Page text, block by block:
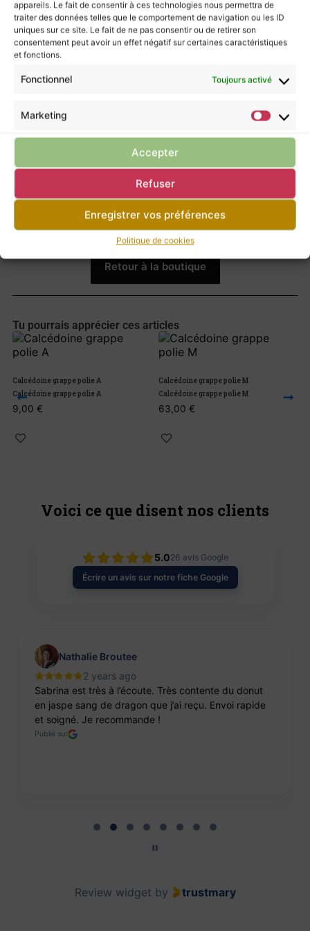
appareils. Le fait de consentir à ces technologies nous permettra de
traiter des données telles que le comportement de navigation ou les ID
uniques sur ce site. Le fait de ne pas consentir ou de retirer son
consentement peut avoir un effet négatif sur certaines caractéristiques
et fonctions.
Fonctionnel Toujours activé
Marketing
Accepter
Refuser
Enregistrer vos préférences
Politique de cookies
La Kunzite est bel et bien une pierre d’amour
inconditionnel
.
Dans les teintes de rose/violet, sa couleur varie
en fonction de la concentration en manganèse
et ses reflets sont appelés « pléochroïsme »!
qui les écoutent, mais elles ne possèdent pas
le pouvoir de guérir.
Pour prendre soin de vous, ne négligez pas la
consultation d’un professionnel de santé.
Retour à la boutique
Tu pourrais apprécier ces articles
Calcédoine grappe polie A
Calcédoine grappe polie A
9,00 €
Calcédoine grappe polie M
Calcédoine grappe polie M
63,00 €
Voici ce que disent nos clients
5.026 avis Google
Écrire un avis sur notre fiche Google
Nathalie Broutee
2 years ago
Sabrina est très à l’écoute. Très contente du donut
en jaspe sang de dragon que j’ai reçu. Envoi rapide
et soigné. Je recommande !
Publié sur
Review widget by trustmary